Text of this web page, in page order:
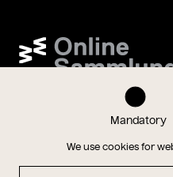
Mandatory
We use cookies for
Wien Museum Online
1040 Vienna, Karlsplatz 8